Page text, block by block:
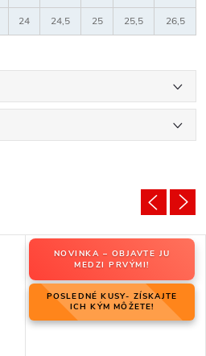
24 24,5 25 25,5 26,5
NOVINKA – OBJAVTE JU
MEDZI PRVÝMI!
POSLEDNÉ KUSY- ZÍSKAJTE
ICH KÝM MÔŽETE!